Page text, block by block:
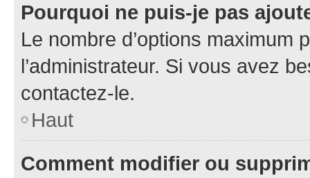
Pourquoi ne puis-je pas
Le nombre d’options maximum
l’administrateur. Si vous avez
contactez-le.
Haut
Comment modifier ou